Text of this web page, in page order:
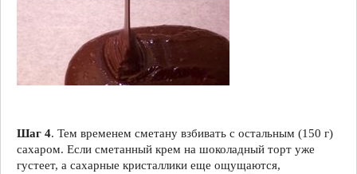
Шаг 4. Тем временем сметану взбивать с остальным (150 г)
сахаром. Если сметанный крем на шоколадный торт уже
густеет, а сахарные кристаллики еще ощущаются,